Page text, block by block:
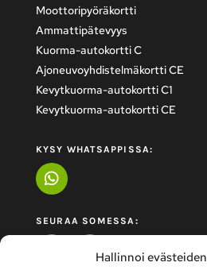
Hallinnoi evästeiden
Moottoripyöräkortti
Ammattipätevyys
Kuorma-autokortti C
Ajoneuvoyhdistelmäkortti CE
Kevytkuorma-autokortti C1
Kevytkuorma-autokortti CE
KYSY WHATSAPPISSA:
SEURAA SOMESSA: